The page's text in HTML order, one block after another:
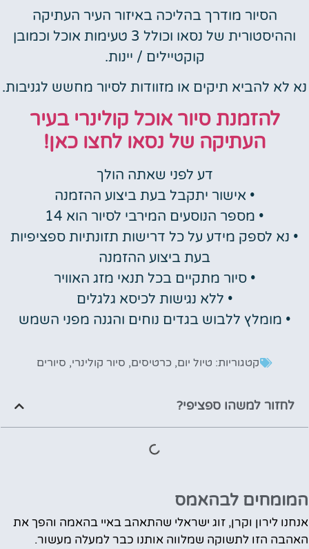
הסיור מודרך בהליכה באיזור העיר העתיקה
וההיסטורית של נסאו וכולל 3 טעימות אוכל וכמובן
קוקטיילים / יינות.
נא לא להביא תיקים או מזוודות לסיור מחשש לגניבות.
להזמנת סיור אוכל קולינרי בעיר
העתיקה של נסאו לחצו כאן!
דע לפני שאתה הולך
• אישור יתקבל בעת ביצוע ההזמנה
• מספר הנוסעים המירבי לסיור הוא 14
• נא לספק מידע על כל דרישות תזונתיות ספציפיות
בעת ביצוע ההזמנה
• סיור מתקיים בכל תנאי מזג האוויר
• ללא נגישות לכיסא גלגלים
• מומלץ ללבוש בגדים נוחים והגנה מפני השמש
קטגוריות: טיול יום, כרטיסים, סיור קולינרי, סיורים
לחזור למשהו ספציפי?
המומחים לבהאמס
אנחנו לירון וקרן, זוג ישראלי שהתאהב באיי בהאמה והפך את
האהבה הזו לתשוקה שמלווה אותנו כבר למעלה מעשור.